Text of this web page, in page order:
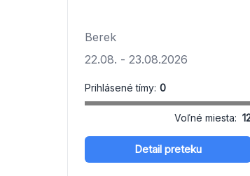
Berek
22.08. - 23.08.2026
Prihlásené tímy: 0
Voľné miesta:
Detail preteku